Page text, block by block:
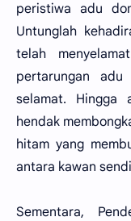
peristiwa adu
Untunglah
telah
pertarungan
selamat. Hingga
hendak
hitam yang
antara kawan
Sementara,